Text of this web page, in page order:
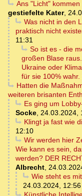
Ans "Licht"
gestiefelte Kater,
Was nicht in den
praktisch nicht
11:31
So ist es - die
großen Blase
Ukraine oder
für sie 100% wahr.
Hatten die
weiteren brisanten
Es ging um
Socke, 24.03.2024,
Klingt ja fast wie
12:10
Wir werden hier
Wie kann es sein,
werden? DER
Albrecht,
Wie steht es
24.03.2024, 12:56